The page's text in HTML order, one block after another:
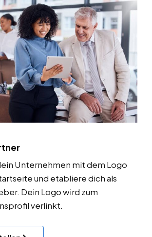
Unternehmen mit dem Logo
und etabliere dich als
Dein Logo wird zum
verlinkt.